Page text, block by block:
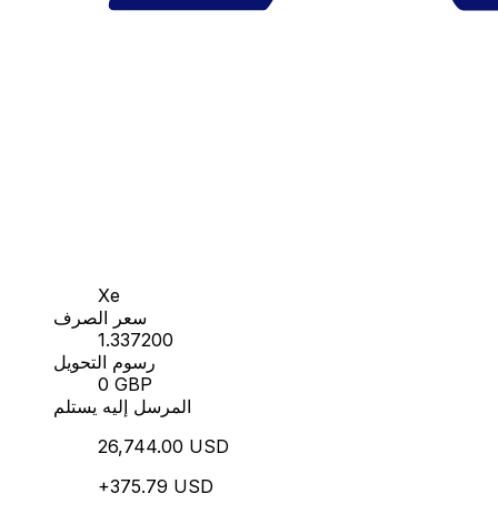
Xe
سعر الصرف
1.337200
رسوم التحويل
0 GBP
المرسل إليه يستلم
26,744.00 USD
+375.79 USD